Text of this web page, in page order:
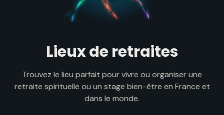
Lieux de retraites
Trouvez le lieu parfait pour vivre ou organiser une
retraite spirituelle ou un stage bien-être en France et
dans le monde.